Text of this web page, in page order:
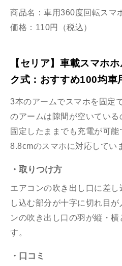
商品名：車用360度回転スマ
価格：110円（税込）
【セリア】車載スマホ
ク式：おすすめ100均車
3本のアームでスマホを固定
のアームは隙間が空いてい
固定したままでも充電が可能
8.8cmのスマホに対応してい
・取りつけ方
エアコンの吹き出し口に差
し込む部分が十字に切れ目
ンの吹き出し口の羽が縦・
す。
・口コミ